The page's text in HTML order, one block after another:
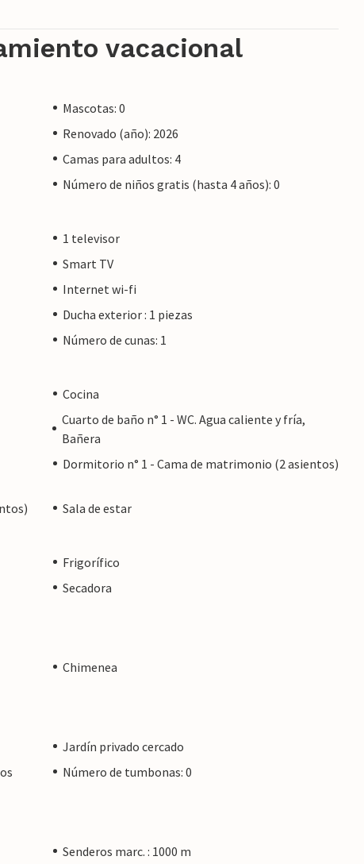
vacacional
Mascotas: 0
Renovado (año): 2026
Camas para adultos: 4
Número de niños gratis (hasta 4 años): 0
1 televisor
Smart TV
Internet wi-fi
Ducha exterior : 1 piezas
Número de cunas: 1
Cocina
Cuarto de baño n° 1 - WC. Agua caliente y fría,
Bañera
Dormitorio n° 1 - Cama de matrimonio (2 asientos)
Sala de estar
Frigorífico
Secadora
Chimenea
Jardín privado cercado
Número de tumbonas: 0
Senderos marc. : 1000 m